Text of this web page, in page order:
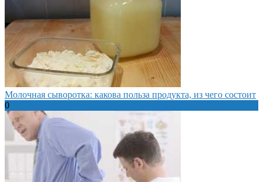
Молочная сыворотка: какова польза продукта, из чего состоит
0